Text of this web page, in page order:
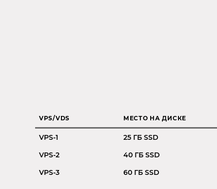
VPS/VDS МЕСТО НА ДИСКЕ
VPS-1 25 ГБ SSD
VPS-2
40 ГБ SSD
VPS-3
60 ГБ SSD